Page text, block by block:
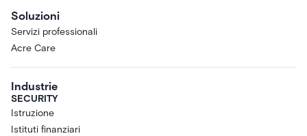
Soluzioni
Servizi professionali
Acre Care
Industrie
SECURITY
Istruzione
Istituti finanziari